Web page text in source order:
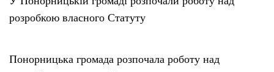
Тендери
розробкою власного Статуту
Понорницька громада розпочала роботу над